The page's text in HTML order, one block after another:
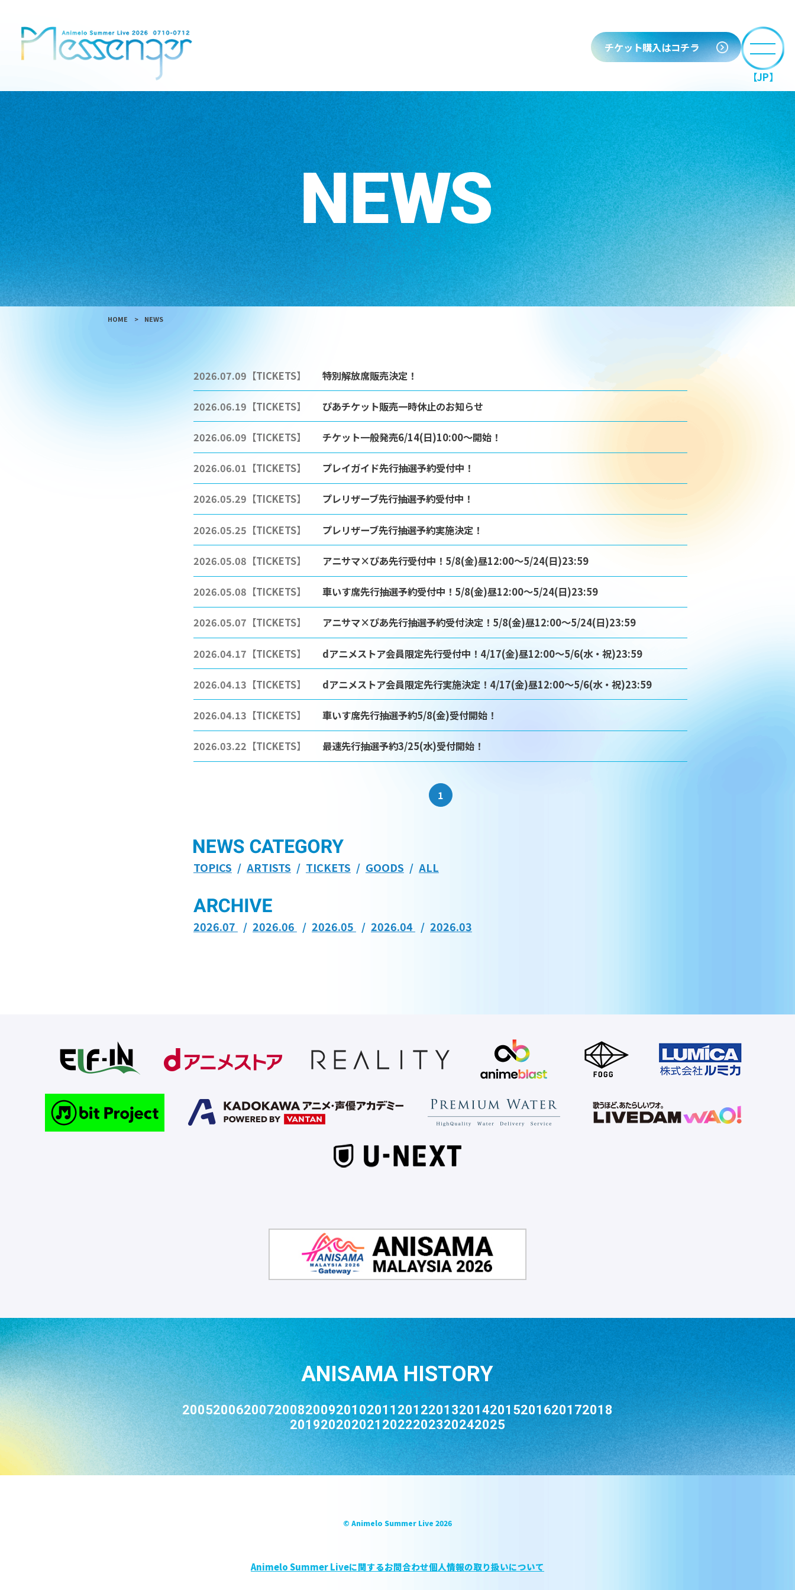
チケット購入はコチラ
【JP】
HOME NEWS
2026.07.09 【TICKETS】 特別解放席販売決定！
2026.06.19 【TICKETS】 ぴあチケット販売一時休止のお知らせ
2026.06.09 【TICKETS】 チケット一般発売6/14(日)10:00～開始！
2026.06.01 【TICKETS】 プレイガイド先行抽選予約受付中！
2026.05.29 【TICKETS】 プレリザーブ先行抽選予約受付中！
2026.05.25 【TICKETS】 プレリザーブ先行抽選予約実施決定！
2026.05.08 【TICKETS】 アニサマ×ぴあ先行受付中！5/8(金)昼12:00～5/24(日)23:59
2026.05.08 【TICKETS】 車いす席先行抽選予約受付中！5/8(金)昼12:00～5/24(日)23:59
2026.05.07 【TICKETS】 アニサマ×ぴあ先行抽選予約受付決定！5/8(金)昼12:00～5/24(日)23:59
2026.04.17 【TICKETS】 dアニメストア会員限定先行受付中！4/17(金)昼12:00～5/6(水・祝)23:59
2026.04.13 【TICKETS】 dアニメストア会員限定先行実施決定！4/17(金)昼12:00～5/6(水・祝)23:59
2026.04.13 【TICKETS】 車いす席先行抽選予約5/8(金)受付開始！
2026.03.22 【TICKETS】 最速先行抽選予約3/25(水)受付開始！
1
TOPICS ARTISTS TICKETS GOODS ALL
2026.07 2026.06 2026.05 2026.04 2026.03
ANISAMA HISTORY
20052006200720082009201020112012201320142015201620172018
201920202021 2022202320242025
© Animelo Summer Live 2026
Animelo Summer Liveに関するお問合わせ個人情報の取り扱いについて